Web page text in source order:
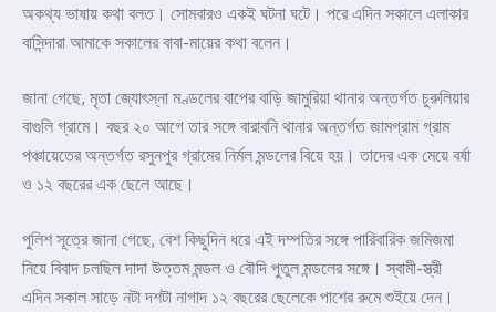
অকথ্য ভাষায় কথা বলত। সোমবারও একই ঘটনা ঘটে। পরে এদিন সকালে এলাকার
বাসিন্দারা আমাকে সকালের বাবা-মায়ের কথা বলেন।
জানা গেছে, মৃতা জ্যোৎস্না মণ্ডলের বাপের বাড়ি জামুরিয়া থানার অন্তর্গত চুরুলিয়ার
বাগুলি গ্রামে। বছর ২০ আগে তার সঙ্গে বারাবনি থানার অন্তর্গত জামগ্রাম গ্রাম
পঞ্চায়েতের অন্তর্গত রসুনপুর গ্রামের নির্মল মন্ডলের বিয়ে হয়। তাদের এক মেয়ে বর্ষা
ও ১২ বছরের এক ছেলে আছে।
পুলিশ সূত্রে জানা গেছে, বেশ কিছুদিন ধরে এই দম্পতির সঙ্গে পারিবারিক জমিজমা
নিয়ে বিবাদ চলছিল দাদা উত্তম মন্ডল ও বৌদি পুতুল মন্ডলের সঙ্গে। স্বামী-স্ত্রী
এদিন সকাল সাড়ে নটা দশটা নাগাদ ১২ বছরের ছেলেকে পাশের রুমে শুইয়ে দেন।